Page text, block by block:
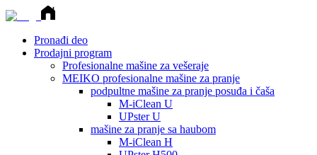
Pronađi deo
Prodajni program
Profesionalne mašine za vešeraje
MEIKO profesionalne mašine za pranje
podpultne mašine za pranje posuđa i čaša
M-iClean U
UPster U
mašine za pranje sa haubom
M-iClean H